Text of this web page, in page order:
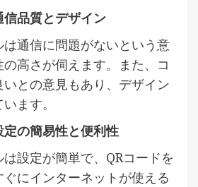
信品質とデザイン
通信に問題がないという意
高さが伺えます。また、コ
との意見もあり、デザイン
ます。
定の簡易性と便利性
設定が簡単で、QRコードを
にインターネットが使える